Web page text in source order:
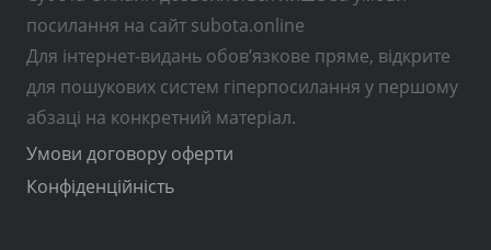
посилання на сайт subota.online
Для інтернет-видань обов’язкове пряме, відкрите
для пошукових систем гіперпосилання у першому
абзаці на конкретний матеріал.
Умови договору оферти
Конфіденційність